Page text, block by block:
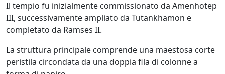
Il tempio fu inizialmente commissionato da Amenhotep
III, successivamente ampliato da Tutankhamon e
completato da Ramses II.
La struttura principale comprende una maestosa corte
peristila circondata da una doppia fila di colonne a